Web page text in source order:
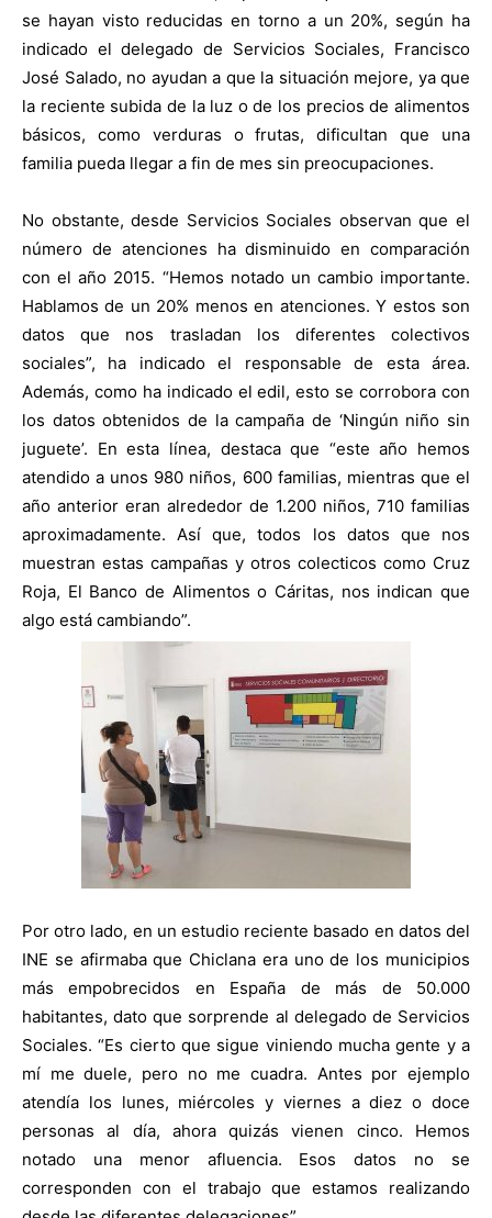
se hayan visto reducidas en torno a un 20%, según ha
indicado el delegado de Servicios Sociales, Francisco
José Salado, no ayudan a que la situación mejore, ya que
la reciente subida de la luz o de los precios de alimentos
básicos, como verduras o frutas, dificultan que una
familia pueda llegar a fin de mes sin preocupaciones.
No obstante, desde Servicios Sociales observan que el
número de atenciones ha disminuido en comparación
con el año 2015. “Hemos notado un cambio importante.
Hablamos de un 20% menos en atenciones. Y estos son
datos que nos trasladan los diferentes colectivos
sociales”, ha indicado el responsable de esta área.
Además, como ha indicado el edil, esto se corrobora con
los datos obtenidos de la campaña de ‘Ningún niño sin
juguete’. En esta línea, destaca que “este año hemos
atendido a unos 980 niños, 600 familias, mientras que el
año anterior eran alrededor de 1.200 niños, 710 familias
aproximadamente. Así que, todos los datos que nos
muestran estas campañas y otros colecticos como Cruz
Roja, El Banco de Alimentos o Cáritas, nos indican que
algo está cambiando”.
Por otro lado, en un estudio reciente basado en datos del
INE se afirmaba que Chiclana era uno de los municipios
más empobrecidos en España de más de 50.000
habitantes, dato que sorprende al delegado de Servicios
Sociales. “Es cierto que sigue viniendo mucha gente y a
mí me duele, pero no me cuadra. Antes por ejemplo
atendía los lunes, miércoles y viernes a diez o doce
personas al día, ahora quizás vienen cinco. Hemos
notado una menor afluencia. Esos datos no se
corresponden con el trabajo que estamos realizando